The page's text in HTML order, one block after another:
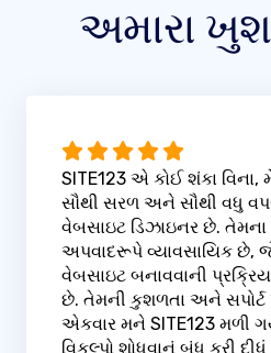
અમારા ખુશ
SITE123 એ કોઈ શંકા
સૌથી સરળ અને સૌથી વધુ
વેબસાઇટ ડિઝાઇનર છે.
અપવાદરૂપે વ્યાવસાયિક છે,
વેબસાઇટ બનાવવાની
છે. તેમની કુશળતા અને સપોર્ટ
એકવાર મને SITE123
વિકલ્પો શોધવાનું બંધ કરી